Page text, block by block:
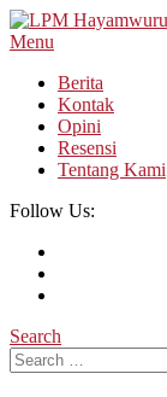
Skip
To
Menu
Berita
Kontak
Opini
Resensi
Tentang Kami
Follow Us:
Search
Search
for: